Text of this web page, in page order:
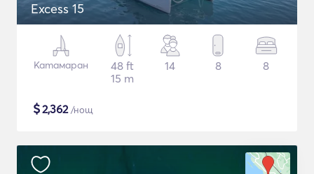
Excess 15
Катамаран
48 ft
15 m
14 8 8
$2,362/нощ